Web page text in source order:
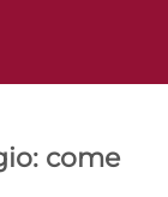
come